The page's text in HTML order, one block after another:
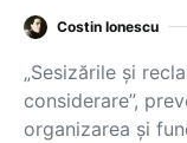
Costin Ionescu
„Sesizările și
considerare”,
organizarea și